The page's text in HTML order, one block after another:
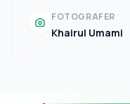
FOTOGRAFER
Khairul Umami